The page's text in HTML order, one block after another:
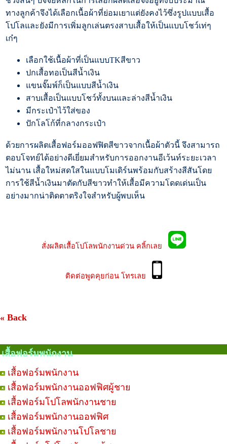
ทางลูกค้าจึงได้เลือกเนื้อผ้าที่ย่อมเยาแต่ยังคงไว้ซึ่งรูปแบบเสื้อ
โปโลและยังมีการเพิ่มลูกเล่นตรงสาบเสื้อให้เป็นแบบโชว์เท่ๆ
เก๋ๆ
เลือกใช้เนื้อผ้าที่เป็นแบบTKสีขาว
ปกเสื้อทอเป็นสีน้ำเงิน
แขนจั๊มพ์ก็เป็นแบบสีน้ำเงิน
สาบเสื้อเป็นแบบโชว์ทั้งบนและล่างสีน้ำเงิน
มีกระเป๋าไว้ใส่ของ
ปักโลโก้ที่กลางกระเป๋า
ด้วยการผลิตเสื้อฟอร์มออฟฟิตสีขาวจากเนื้อผ้าตัวนี้ จึงสามารถ
ตอบโจทย์ได้อย่างดีเยี่ยมสำหรับการออกงานอีเว้นท์ระยะเวลา
ไม่นาน เสื้อใหม่สดใสในแบบโมเดิร์นพร้อมกับสร้างสีสันโดย
การใช้สีน้ำเงินมาตัดกับสีขาวทำให้เสื้อมีความโดดเด่นเป็น
อย่างมากน่าติดตาตริงใจสำหรับผู้พบเห็น
สั่งผลิตเสื้อโปโลพนักงานด่วน คลิ้กเลย
ติดต่อพูดคุยก่อน โทรเลย
« Back
เสื้อฟอร์มพนักงาน
เสื้อฟอร์มพนักงาน
เสื้อฟอร์มพนักงานออฟฟิศผู้ชาย
เสื้อฟอร์มโปโลพนักงานชาย
เสื้อฟอร์มพนักงานออฟฟิศ
เสื้อฟอร์มพนักงานโปโลชาย